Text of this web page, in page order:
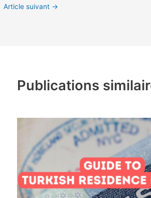
Article suivant →
Publications